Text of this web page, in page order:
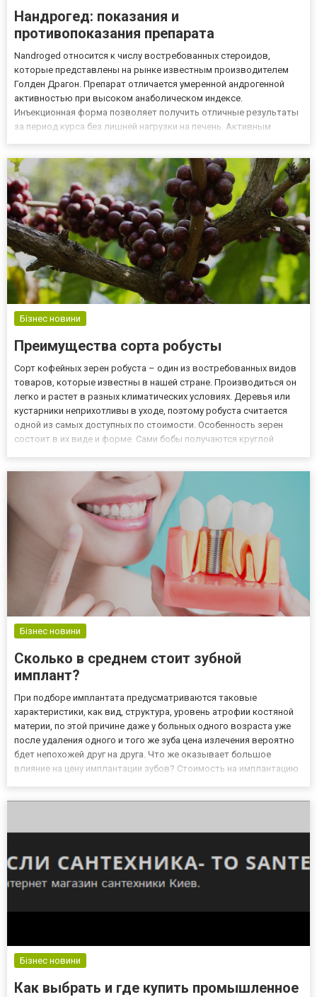
Нандрогед: показания и
противопоказания препарата
Nandroged относится к числу востребованных стероидов,
которые представлены на рынке известным производителем
Голден Драгон. Препарат отличается умеренной андрогенной
активностью при высоком анаболическом индексе.
Инъекционная форма позволяет получить отличные результаты
за период курса без лишней нагрузки на печень. Активным
спортивных результатов в бодибил...
Бізнес новини
Преимущества сорта робусты
Сорт кофейных зерен робуста – один из востребованных видов
товаров, которые известны в нашей стране. Производиться он
легко и растет в разных климатических условиях. Деревья или
кустарники неприхотливы в уходе, поэтому робуста считается
одной из самых доступных по стоимости. Особенность зерен
состоит в их виде и форме. Сами бобы получаются круглой
Бізнес новини
Сколько в среднем стоит зубной
имплант?
При подборе имплантата предусматриваются таковые
характеристики, как вид, структура, уровень атрофии костяной
материи, по этой причине даже у больных одного возраста уже
после удаления одного и того же зуба цена излечения вероятно
бдет непохожей друг на друга. Что же оказывает большое
влияние на цену имплантации зубов? Стоимость на имплантацию
Бізнес новини
Как выбрать и где купить промышленное